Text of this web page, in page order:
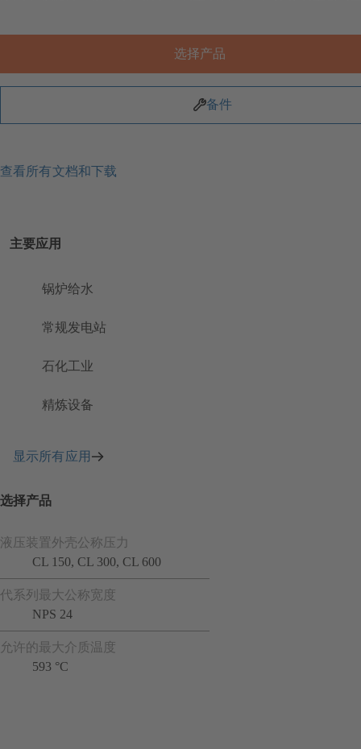
选择产品
备件
查看所有文档和下载
主要应用
锅炉给水
常规发电站
石化工业
精炼设备
显示所有应用
选择产品
液压装置外壳公称压力
CL 150, CL 300, CL 600
代系列最大公称宽度
NPS 24
允许的最大介质温度
593 °C